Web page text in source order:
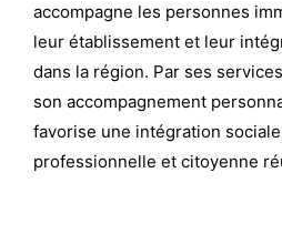
accompagne les personnes
leur établissement et leur
dans la région. Par ses
son accompagnement
favorise une intégration
professionnelle et citoyenne